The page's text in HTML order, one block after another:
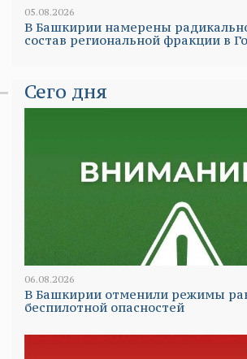
05.08.2026
В Башкирии намерены
состав региональной фракции в
Сего дня
06.08.2026
В Башкирии отменили режимы
беспилотной опасностей